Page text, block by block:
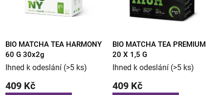
o
d
u
k
BIO MATCHA TEA HARMONY
60 G 30x2g
Ihned k odeslání (>5 ks)
409 Kč
BIO MATCHA TEA PREMIUM
20 X 1,5 G
Ihned k odeslání (>5 ks)
409 Kč